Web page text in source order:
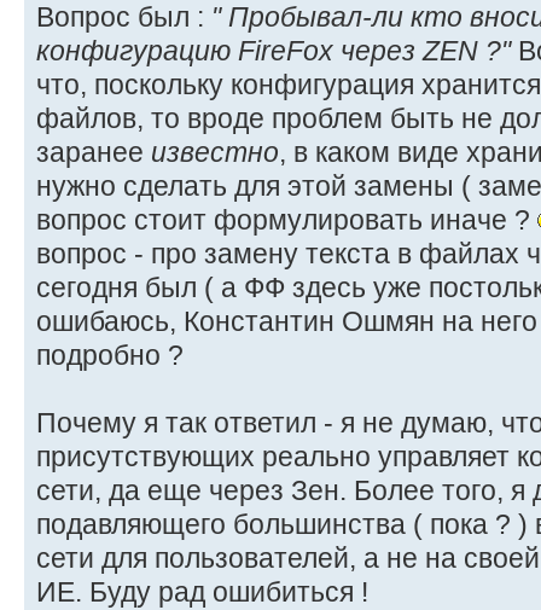
Вопрос был : " Пробывал-ли кто
конфигурацию FireFox через ZEN ?"
что, поскольку конфигурация
файлов, то вроде проблем быть не
заранее известно, в каком виде
нужно сделать для этой замены (
вопрос стоит формулировать иначе ?
вопрос - про замену текста в файлах
сегодня был ( а ФФ здесь уже
ошибаюсь, Константин Ошмян на него
подробно ?
Почему я так ответил - я не думаю,
присутствующих реально управляет
сети, да еще через Зен. Более того, я
подавляющего большинства ( пока ? )
сети для пользователей, а не на
ИЕ. Буду рад ошибиться !